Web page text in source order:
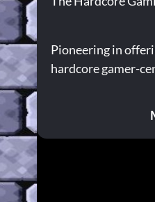
Pioneering in
hardcore gamer-